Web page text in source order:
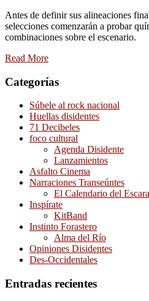
Antes de definir sus alineaciones
selecciones comenzarán a probar
combinaciones sobre el escenario.
Read More
Categorías
Súbele al rock nacional
Huellas disidentes
71 Decibeles
foco cultural
Agenda Disidente
Lanzamientos
Asfalto Cinema
Narraciones Transeúntes
El Calendario del
Inspírate
KitBand
Instinto Forastero
Alma del Río
Opiniones Disidentes
Des-Occidentales
Entradas recientes